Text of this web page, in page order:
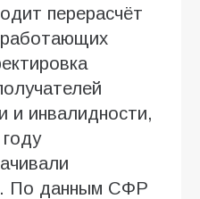
перерасчёт
работающих
и инвалидности,
По данным СФР